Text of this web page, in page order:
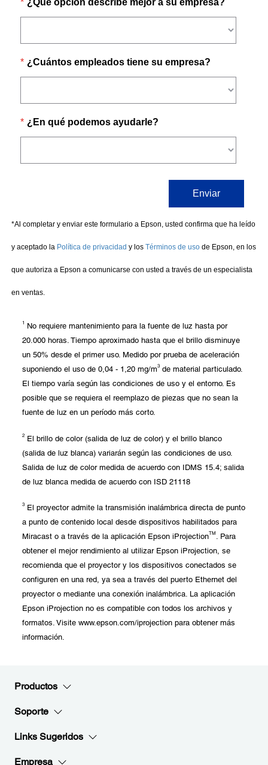
1
No requiere mantenimiento para la fuente de luz hasta por
20.000 horas. Tiempo aproximado hasta que el brillo disminuye
un 50% desde el primer uso. Medido por prueba de aceleración
suponiendo el uso de 0,04 - 1,20 mg/m3de material particulado.
El tiempo varía según las condiciones de uso y el entorno. Es
posible que se requiera el reemplazo de piezas que no sean la
fuente de luz en un período más corto.
2 El brillo de color (salida de luz de color) y el brillo blanco
(salida de luz blanca) variarán según las condiciones de uso.
Salida de luz de color medida de acuerdo con IDMS 15.4; salida
de luz blanca medida de acuerdo con ISD 21118
3El proyector admite la transmisión inalámbrica directa de punto
a punto de contenido local desde dispositivos habilitados para
Miracast o a través de la aplicación Epson iProjectionTM . Para
obtener el mejor rendimiento al utilizar Epson iProjection, se
recomienda que el proyector y los dispositivos conectados se
configuren en una red, ya sea a través del puerto Ethernet del
proyector o mediante una conexión inalámbrica. La aplicación
Epson iProjection no es compatible con todos los archivos y
formatos. Visite www.epson.com/iprojection para obtener más
información.
Productos
Soporte
Links Sugeridos
Empresa